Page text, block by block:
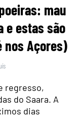
mau
e estas são
nos Açores)
regresso,
do Saara. A
dias